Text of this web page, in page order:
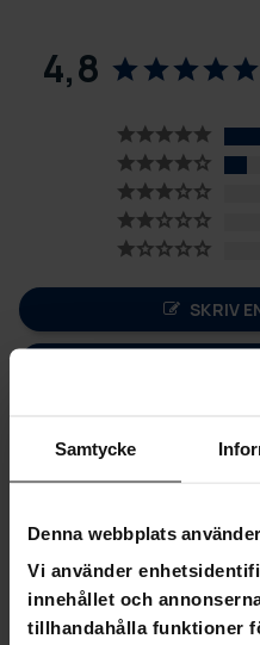
Samtycke
Denna webbplats
Vi använder
innehållet och
tillhandahålla funktioner
4,8
SKRIV
Recensioner
Anonymous